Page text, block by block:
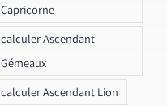
Capricorne
calculer Ascendant
Gémeaux
calculer Ascendant Lion